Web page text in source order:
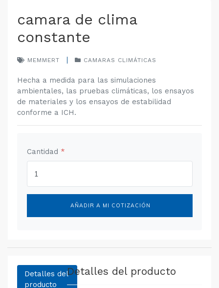
camara de clima
constante
MEMMERT CAMARAS CLIMÁTICAS
Hecha a medida para las simulaciones
ambientales, las pruebas climáticas, los ensayos
de materiales y los ensayos de estabilidad
conforme a ICH.
Cantidad *
AÑADIR A MI COTIZACIÓN
Detalles del
producto
Detalles del producto